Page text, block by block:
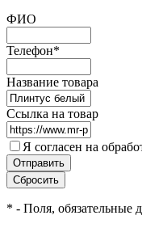
ФИО
Телефон*
Название товара
Ссылка на товар
Я согласен на
* - Поля, обязательные